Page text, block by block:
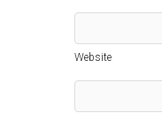
Website